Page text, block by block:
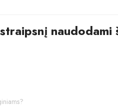
naudodami